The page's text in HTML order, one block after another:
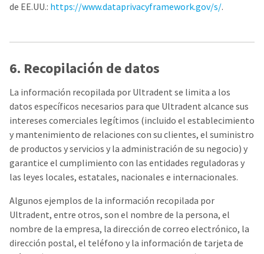
de EE.UU.: https://www.dataprivacyframework.gov/s/.
6. Recopilación de datos
La información recopilada por Ultradent se limita a los
datos específicos necesarios para que Ultradent alcance sus
intereses comerciales legítimos (incluido el establecimiento
y mantenimiento de relaciones con su clientes, el suministro
de productos y servicios y la administración de su negocio) y
garantice el cumplimiento con las entidades reguladoras y
las leyes locales, estatales, nacionales e internacionales.
Algunos ejemplos de la información recopilada por
Ultradent, entre otros, son el nombre de la persona, el
nombre de la empresa, la dirección de correo electrónico, la
dirección postal, el teléfono y la información de tarjeta de